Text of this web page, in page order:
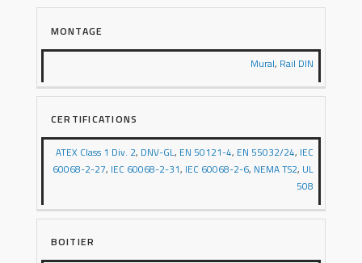
MONTAGE
Mural, Rail DIN
CERTIFICATIONS
ATEX Class 1 Div. 2, DNV-GL, EN 50121-4, EN 55032/24, IEC
60068-2-27, IEC 60068-2-31, IEC 60068-2-6, NEMA TS2, UL
508
BOITIER